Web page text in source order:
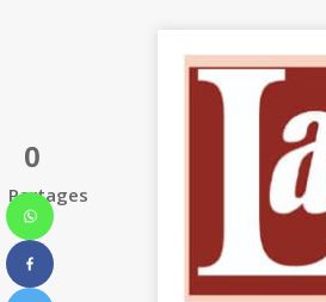
0
Partages